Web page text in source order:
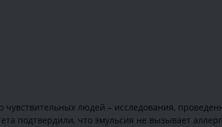
чувствительных людей – исследования,
подтвердили, что эмульсия не вызывает